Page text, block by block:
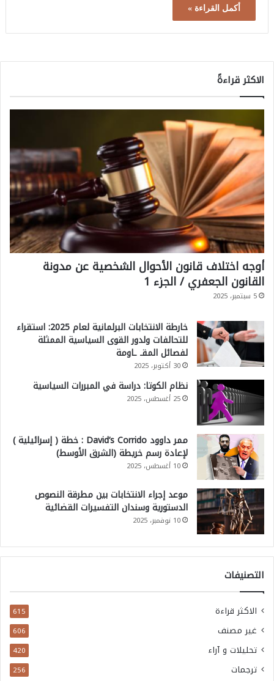
أكمل القراءة »
الاكثر قراءةً
أوجه اختلاف قانون الأحوال الشخصية عن مدونة
القانون الجعفري / الجزء 1
5 سبتمبر، 2025
خارطة الانتخابات البرلمانية لعام 2025: استقراء
للتحالفات ولدور القوى السياسية الممثلة
لفصائل المقـ ـاومة
30 أكتوبر، 2025
نظام الكوتا: دراسة في المبررات السياسية
25 أغسطس، 2025
ممر داوود David’s Corrido : خطة ( إسرائيلية )
لإعادة رسم خريطة (الشرق الأوسط)
10 أغسطس، 2025
موعد إجراء الانتخابات بين مطرقة النصوص
الدستورية وسندان التفسيرات القضائية
10 نوفمبر، 2025
التصنيفات
الاكثر قراءة 615
غير مصنف 606
تحليلات و آراء 420
ترجمات 256